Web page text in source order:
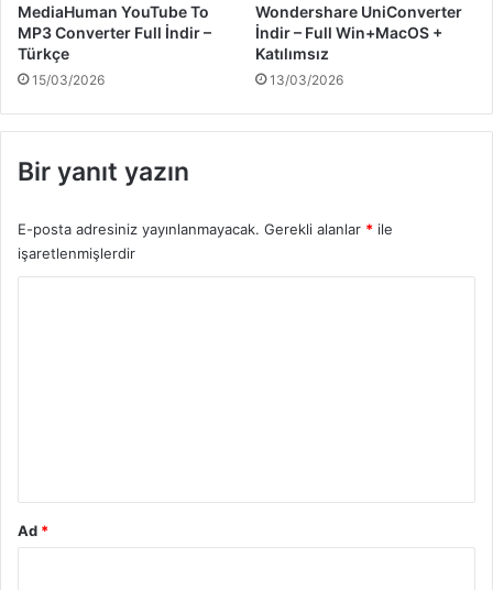
MediaHuman YouTube To
MP3 Converter Full İndir –
Türkçe
15/03/2026
Wondershare UniConverter
İndir – Full Win+MacOS +
Katılımsız
13/03/2026
Bir yanıt yazın
E-posta adresiniz yayınlanmayacak. Gerekli alanlar * ile
işaretlenmişlerdir
Ad *